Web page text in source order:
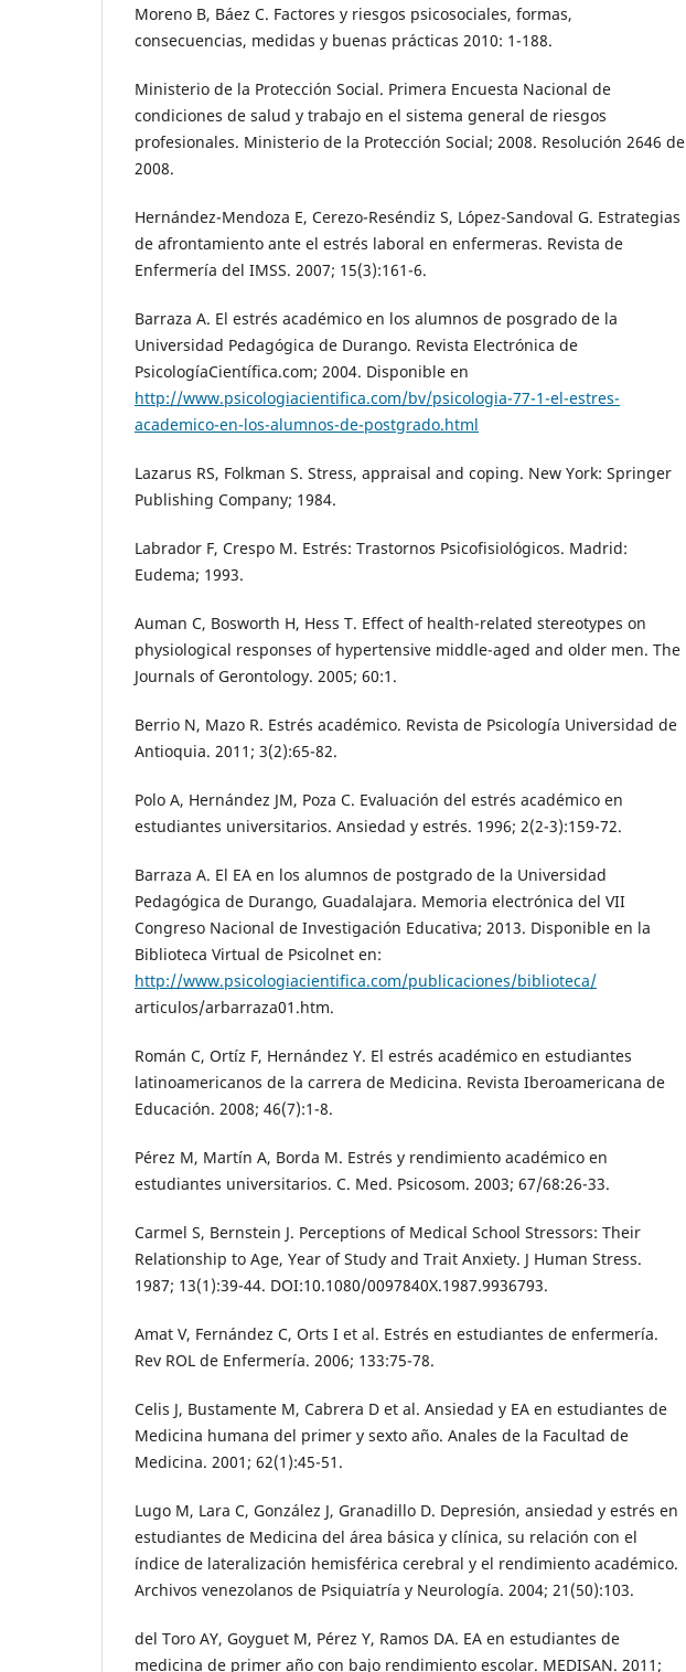
Moreno B, Báez C. Factores y riesgos psicosociales, formas,
consecuencias, medidas y buenas prácticas 2010: 1-188.
Ministerio de la Protección Social. Primera Encuesta Nacional de
condiciones de salud y trabajo en el sistema general de riesgos
profesionales. Ministerio de la Protección Social; 2008. Resolución 2646 de
2008.
Hernández-Mendoza E, Cerezo-Reséndiz S, López-Sandoval G. Estrategias
de afrontamiento ante el estrés laboral en enfermeras. Revista de
Enfermería del IMSS. 2007; 15(3):161-6.
Barraza A. El estrés académico en los alumnos de posgrado de la
Universidad Pedagógica de Durango. Revista Electrónica de
PsicologíaCientífica.com; 2004. Disponible en
http://www.psicologiacientifica.com/bv/psicologia-77-1-el-estres-
academico-en-los-alumnos-de-postgrado.html
Lazarus RS, Folkman S. Stress, appraisal and coping. New York: Springer
Publishing Company; 1984.
Labrador F, Crespo M. Estrés: Trastornos Psicofisiológicos. Madrid:
Eudema; 1993.
Auman C, Bosworth H, Hess T. Effect of health-related stereotypes on
physiological responses of hypertensive middle-aged and older men. The
Journals of Gerontology. 2005; 60:1.
Berrio N, Mazo R. Estrés académico. Revista de Psicología Universidad de
Antioquia. 2011; 3(2):65-82.
Polo A, Hernández JM, Poza C. Evaluación del estrés académico en
estudiantes universitarios. Ansiedad y estrés. 1996; 2(2-3):159-72.
Barraza A. El EA en los alumnos de postgrado de la Universidad
Pedagógica de Durango, Guadalajara. Memoria electrónica del VII
Congreso Nacional de Investigación Educativa; 2013. Disponible en la
Biblioteca Virtual de Psicolnet en:
http://www.psicologiacientifica.com/publicaciones/biblioteca/
articulos/arbarraza01.htm.
Román C, Ortíz F, Hernández Y. El estrés académico en estudiantes
latinoamericanos de la carrera de Medicina. Revista Iberoamericana de
Educación. 2008; 46(7):1-8.
Pérez M, Martín A, Borda M. Estrés y rendimiento académico en
estudiantes universitarios. C. Med. Psicosom. 2003; 67/68:26-33.
Carmel S, Bernstein J. Perceptions of Medical School Stressors: Their
Relationship to Age, Year of Study and Trait Anxiety. J Human Stress.
1987; 13(1):39-44. DOI:10.1080/0097840X.1987.9936793.
Amat V, Fernández C, Orts I et al. Estrés en estudiantes de enfermería.
Rev ROL de Enfermería. 2006; 133:75-78.
Celis J, Bustamente M, Cabrera D et al. Ansiedad y EA en estudiantes de
Medicina humana del primer y sexto año. Anales de la Facultad de
Medicina. 2001; 62(1):45-51.
Lugo M, Lara C, González J, Granadillo D. Depresión, ansiedad y estrés en
estudiantes de Medicina del área básica y clínica, su relación con el
índice de lateralización hemisférica cerebral y el rendimiento académico.
Archivos venezolanos de Psiquiatría y Neurología. 2004; 21(50):103.
del Toro AY, Goyguet M, Pérez Y, Ramos DA. EA en estudiantes de
medicina de primer año con bajo rendimiento escolar. MEDISAN. 2011;